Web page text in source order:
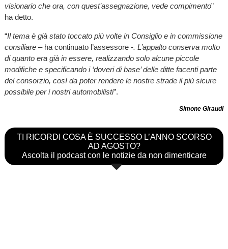
visionario che ora, con quest’assegnazione, vede compimento”
ha detto.
“Il tema è già stato toccato più volte in Consiglio e in commissione
consiliare– ha continuato l’assessore -. L’appalto conserva molto
di quanto era già in essere, realizzando solo alcune piccole
modifiche e specificando i ‘doveri di base’ delle ditte facenti parte
del consorzio, così da poter rendere le nostre strade il più sicure
possibile per i nostri automobilisti”.
Simone Giraudi
TI RICORDI COSA È SUCCESSO L’ANNO SCORSO
AD AGOSTO?
Ascolta il podcast con le notizie da non dimenticare